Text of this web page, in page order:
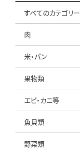
すべてのカテゴリー
肉
米・パン
果物類
エビ・カニ等
魚貝類
野菜類